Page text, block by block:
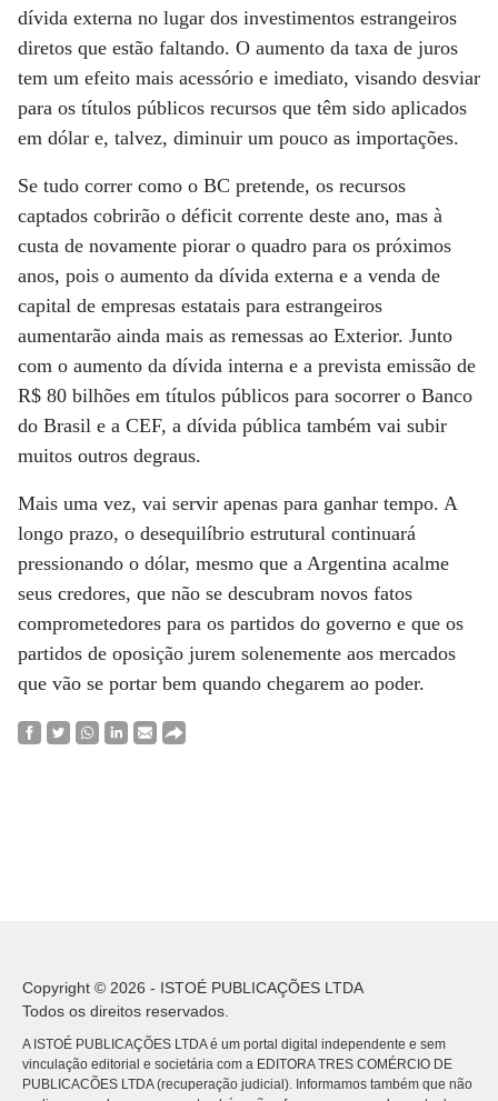
dívida externa no lugar dos investimentos estrangeiros
diretos que estão faltando. O aumento da taxa de juros
tem um efeito mais acessório e imediato, visando desviar
para os títulos públicos recursos que têm sido aplicados
em dólar e, talvez, diminuir um pouco as importações.
Se tudo correr como o BC pretende, os recursos
captados cobrirão o déficit corrente deste ano, mas à
custa de novamente piorar o quadro para os próximos
anos, pois o aumento da dívida externa e a venda de
capital de empresas estatais para estrangeiros
aumentarão ainda mais as remessas ao Exterior. Junto
com o aumento da dívida interna e a prevista emissão de
R$ 80 bilhões em títulos públicos para socorrer o Banco
do Brasil e a CEF, a dívida pública também vai subir
muitos outros degraus.
Mais uma vez, vai servir apenas para ganhar tempo. A
longo prazo, o desequilíbrio estrutural continuará
pressionando o dólar, mesmo que a Argentina acalme
seus credores, que não se descubram novos fatos
comprometedores para os partidos do governo e que os
partidos de oposição jurem solenemente aos mercados
que vão se portar bem quando chegarem ao poder.
Copyright © 2026 - ISTOÉ PUBLICAÇÕES LTDA
Todos os direitos reservados.
A ISTOÉ PUBLICAÇÕES LTDA é um portal digital independente e sem
vinculação editorial e societária com a EDITORA TRES COMÉRCIO DE
PUBLICACÕES LTDA (recuperação judicial). Informamos também que não